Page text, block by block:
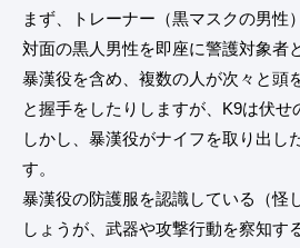
まず、トレーナー（黒マスクの男性
対面の黒人男性を即座に警護対象者
暴漢役を含め、複数の人が次々と頭
と握手をしたりしますが、K9は伏せ
しかし、暴漢役がナイフを取り出し
す。
暴漢役の防護服を認識している（怪
しょうが、武器や攻撃行動を察知す